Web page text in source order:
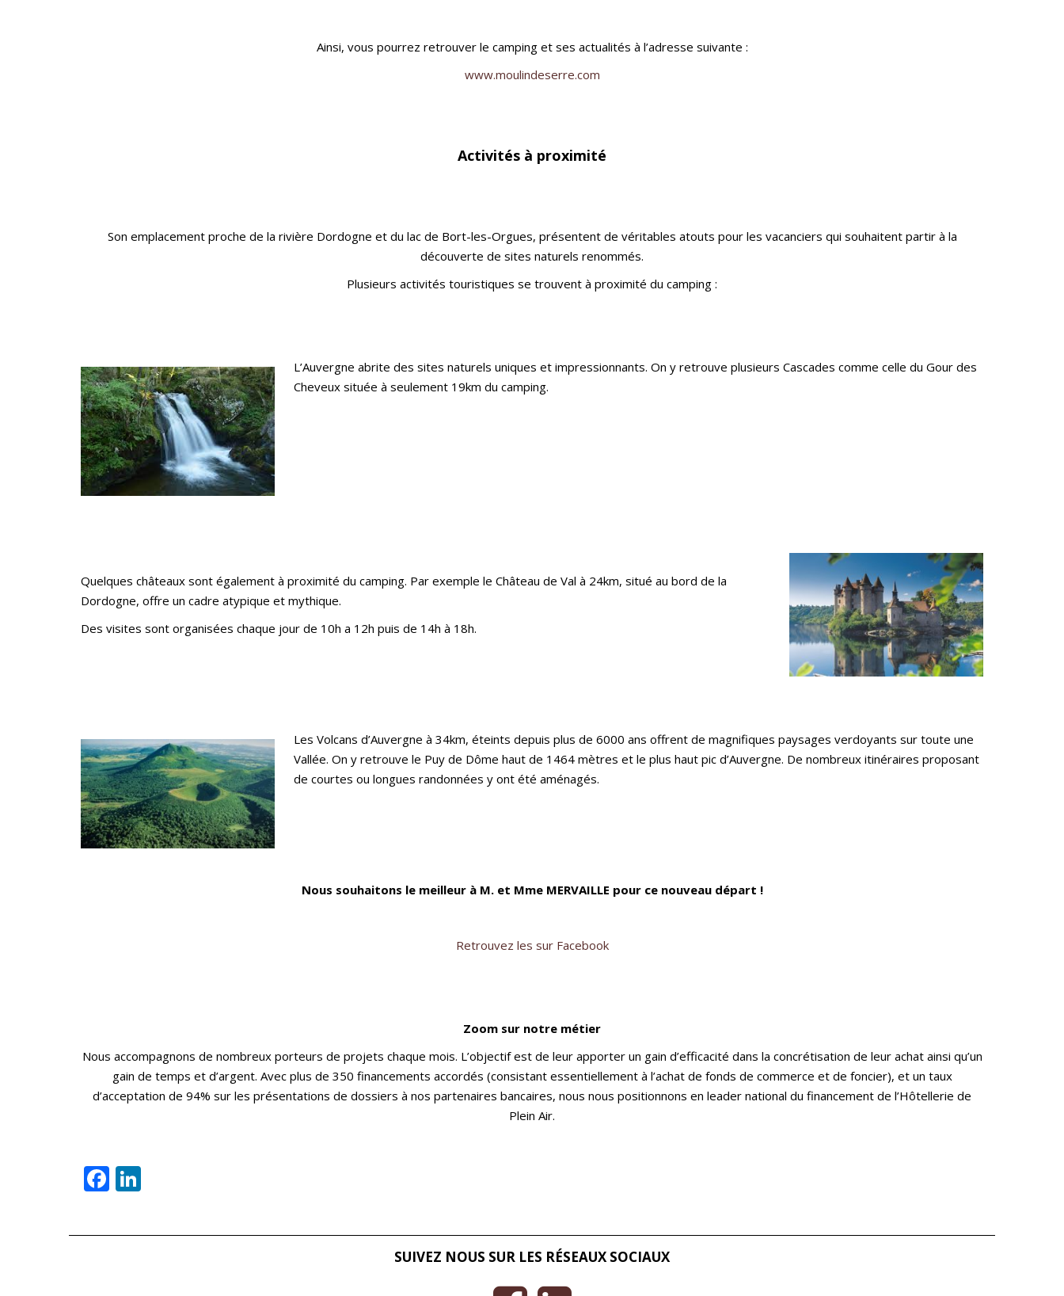
Ainsi, vous pourrez retrouver le camping et ses actualités à l’adresse suivante :
www.moulindeserre.com
Activités à proximité
Son emplacement proche de la rivière Dordogne et du lac de Bort-les-Orgues, présentent de véritables atouts pour les vacanciers qui souhaitent partir à la
découverte de sites naturels renommés.
Plusieurs activités touristiques se trouvent à proximité du camping :
L’Auvergne abrite des sites naturels uniques et impressionnants. On y retrouve plusieurs Cascades comme celle du Gour des
Cheveux située à seulement 19km du camping.
Quelques châteaux sont également à proximité du camping. Par exemple le Château de Val à 24km, situé au bord de la
Dordogne, offre un cadre atypique et mythique.
Des visites sont organisées chaque jour de 10h a 12h puis de 14h à 18h.
Les Volcans d’Auvergne à 34km, éteints depuis plus de 6000 ans offrent de magnifiques paysages verdoyants sur toute une
Vallée. On y retrouve le Puy de Dôme haut de 1464 mètres et le plus haut pic d’Auvergne. De nombreux itinéraires proposant
de courtes ou longues randonnées y ont été aménagés.
Nous souhaitons le meilleur à M. et Mme MERVAILLE pour ce nouveau départ !
Retrouvez les sur Facebook
Zoom sur notre métier
Nous accompagnons de nombreux porteurs de projets chaque mois. L’objectif est de leur apporter un gain d’efficacité dans la concrétisation de leur achat ainsi qu’un
gain de temps et d’argent. Avec plus de 350 financements accordés (consistant essentiellement à l’achat de fonds de commerce et de foncier), et un taux
d’acceptation de 94% sur les présentations de dossiers à nos partenaires bancaires, nous nous positionnons en leader national du financement de l’Hôtellerie de
Plein Air.
Facebook
SUIVEZ NOUS SUR LES RÉSEAUX SOCIAUX